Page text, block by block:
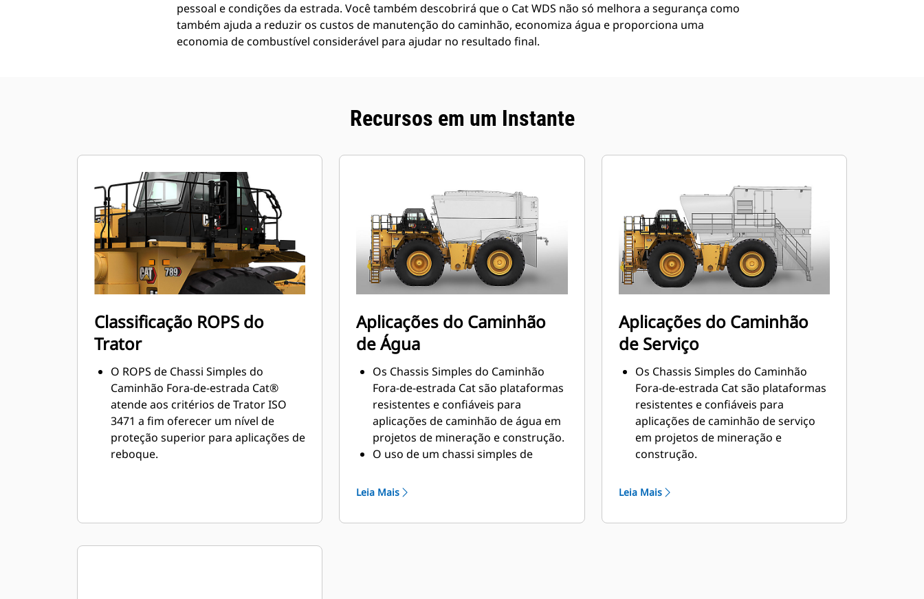
pessoal e condições da estrada. Você também descobrirá que o Cat WDS não só melhora a segurança como
também ajuda a reduzir os custos de manutenção do caminhão, economiza água e proporciona uma
economia de combustível considerável para ajudar no resultado final.
Recursos em um Instante
Classificação ROPS do
Trator
O ROPS de Chassi Simples do
Caminhão Fora-de-estrada Cat®
atende aos critérios de Trator ISO
3471 a fim oferecer um nível de
proteção superior para aplicações de
reboque.
Aplicações do Caminhão
de Água
Os Chassis Simples do Caminhão
Fora-de-estrada Cat são plataformas
resistentes e confiáveis para
aplicações de caminhão de água em
projetos de mineração e construção.
O uso de um chassi simples de
uma solução ideal para supressão de
proteção contra incêndio, além de
Leia Mais
Aplicações do Caminhão
de Serviço
Os Chassis Simples do Caminhão
Fora-de-estrada Cat são plataformas
resistentes e confiáveis para
aplicações de caminhão de serviço
em projetos de mineração e
construção.
caminhão fora-de-estrada fornece
fornecimento de combustível e de
Leia Mais